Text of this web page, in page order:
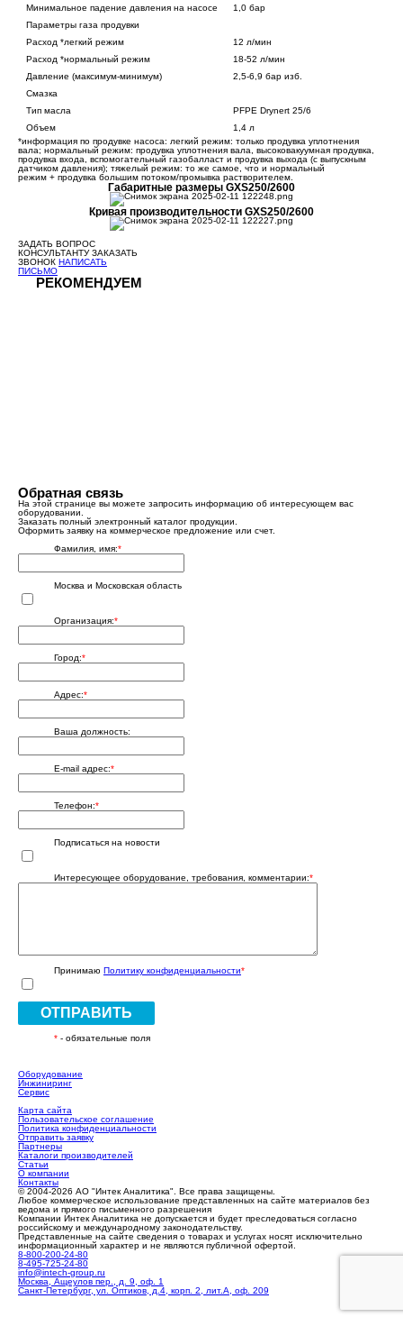
Минимальное падение давления на насосе
1,0 бар
Параметры газа продувки
Расход *легкий режим
12 л/мин
Расход *нормальный режим
18-52 л/мин
Давление (максимум-минимум)
2,5-6,9 бар изб.
Смазка
Тип масла
PFPE Drynert 25/6
Объем
1,4 л
*информация по продувке насоса: легкий режим: только продувка уплотнения
вала; нормальный режим: продувка уплотнения вала, высоковакуумная продувка,
продувка входа, вспомогательный газобалласт и продувка выхода (с выпускным
датчиком давления); тяжелый режим: то же самое, что и нормальный
режим + продувка большим потоком/промывка растворителем.
Габаритные размеры GXS250/2600
Кривая производительности GXS250/2600
ЗАДАТЬ ВОПРОС
КОНСУЛЬТАНТУ ЗАКАЗАТЬ
ЗВОНОК НАПИСАТЬ
ПИСЬМО
РЕКОМЕНДУЕМ
Обратная связь
На этой странице вы можете запросить информацию об интересующем вас
оборудовании.
Заказать полный электронный каталог продукции.
Оформить заявку на коммерческое предложение или счет.
Фамилия, имя:*
Москва и Московская область
Организация:*
Город:*
Адрес:*
Ваша должность:
E-mail адрес:*
Телефон:*
Подписаться на новости
Интересующее оборудование, требования, комментарии:*
Принимаю Политику конфиденциальности*
ОТПРАВИТЬ
* - обязательные поля
Оборудование
Инжиниринг
Сервис
Карта сайта
Пользовательское соглашение
Политика конфиденциальности
Отправить заявку
Партнеры
Каталоги производителей
Статьи
О компании
Контакты
© 2004-2026 АО "Интек Аналитика". Все права защищены.
Любое коммерческое использование представленных на сайте материалов без
ведома и прямого письменного разрешения
Компании Интек Аналитика не допускается и будет преследоваться согласно
российскому и международному законодательству.
Представленные на сайте сведения о товарах и услугах носят исключительно
информационный характер и не являются публичной офертой.
8-800-200-24-80
8-495-725-24-80
info@intech-group.ru
Москва, Ащеулов пер., д. 9, оф. 1
Санкт-Петербург, ул. Оптиков, д.4, корп. 2, лит.А, оф. 209